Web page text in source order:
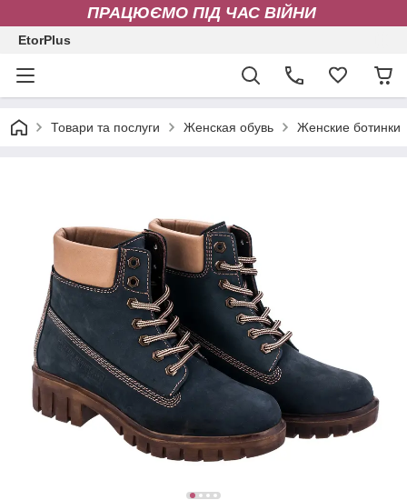
ПРАЦЮЄМО ПІД ЧАС ВІЙНИ
EtorPlus
Товари та послуги Женская обувь Женские ботинки